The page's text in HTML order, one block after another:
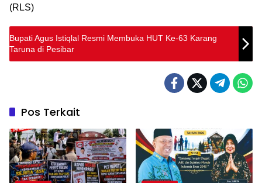
(RLS)
Bupati Agus Istiqlal Resmi Membuka HUT Ke-63 Karang
Taruna di Pesibar
Pos Terkait